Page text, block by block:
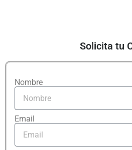
Solicita tu
Nombre
Email